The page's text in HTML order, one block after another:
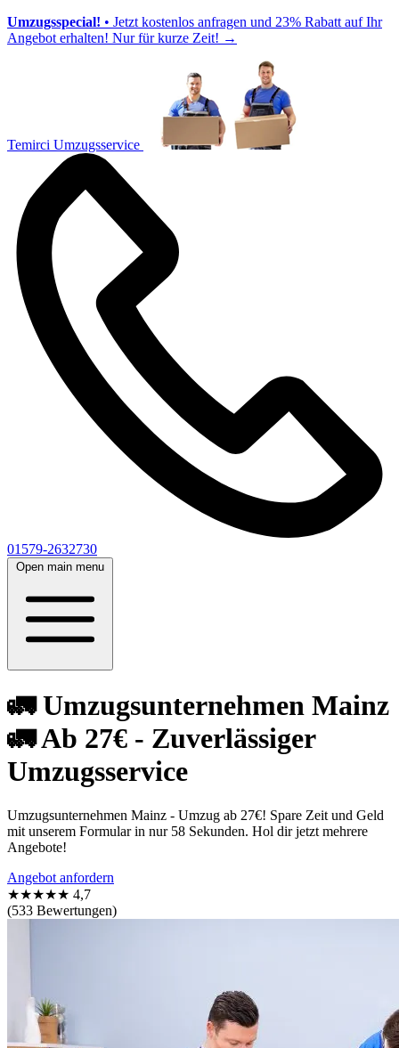
Umzugsspecial! • Jetzt kostenlos anfragen und 23% Rabatt auf Ihr
Angebot erhalten! Nur für kurze Zeit! →
Temirci Umzugsservice
01579-2632730
Open main menu
🚛 Umzugsunternehmen Mainz
🚛 Ab 27€ - Zuverlässiger
Umzugsservice
Umzugsunternehmen Mainz - Umzug ab 27€! Spare Zeit und Geld
mit unserem Formular in nur 58 Sekunden. Hol dir jetzt mehrere
Angebote!
Angebot anfordern
★★★★★ 4,7
(533 Bewertungen)